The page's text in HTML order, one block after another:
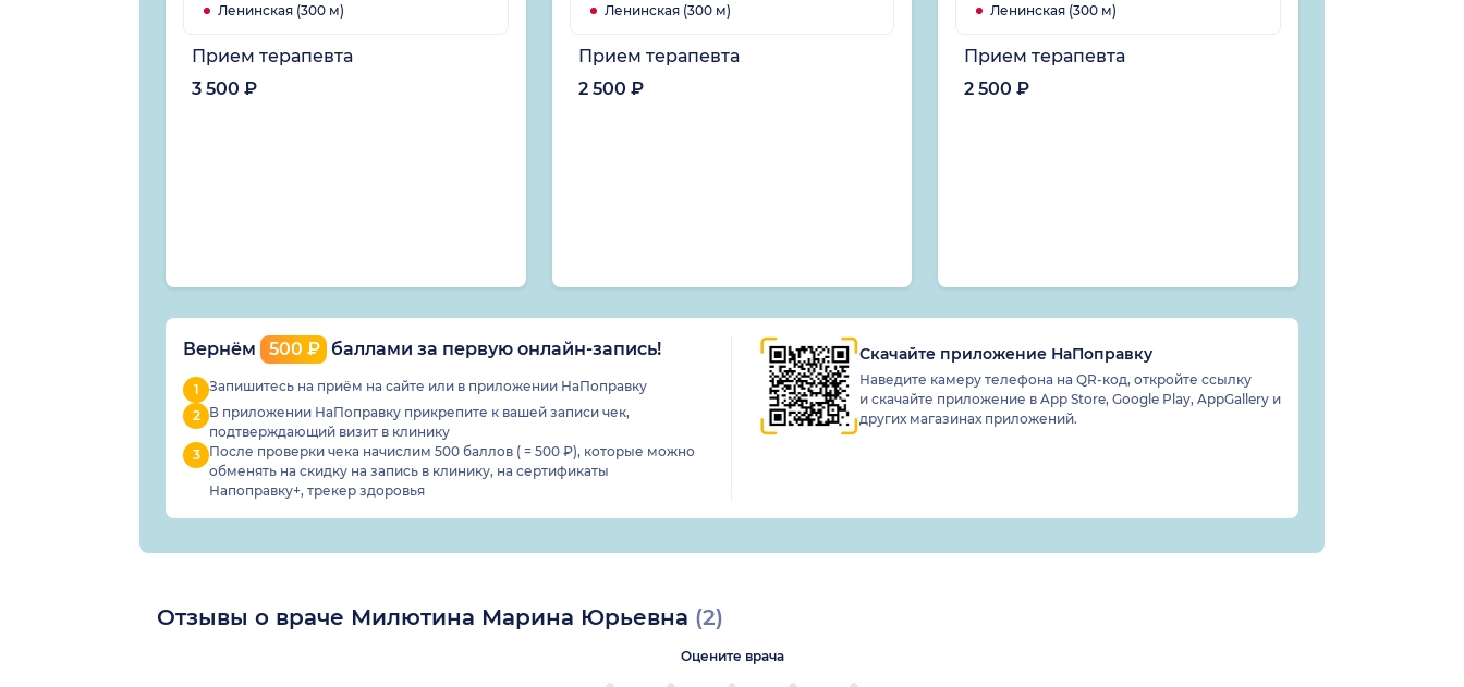
Ленинская (300 м)
Прием терапевта
3 500 ₽
Ленинская (300 м)
Прием терапевта
2 500 ₽
Ленинская (300 м)
Прием терапевта
2 500 ₽
Вернём 500 ₽ баллами за первую онлайн-запись!
Запишитесь на приём на сайте или в приложении НаПоправку
В приложении НаПоправку прикрепите к вашей записи чек,
подтверждающий визит в клинику
После проверки чека начислим 500 баллов ( = 500 ₽), которые можно
обменять на скидку на запись в клинику, на сертификаты
Напоправку+, трекер здоровья
Скачайте приложение НаПоправку
Наведите камеру телефона на QR-код, откройте ссылку
и скачайте приложение в App Store, Google Play, AppGallery и
других магазинах приложений.
Отзывы о враче Милютина Марина Юрьевна (2)
Оцените врача